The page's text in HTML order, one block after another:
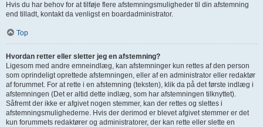
Hvis du har behov for at tilføje flere afstemningsmuligheder til din afstemning
end tilladt, kontakt da venligst en boardadministrator.
Top
Hvordan retter eller sletter jeg en afstemning?
Ligesom med andre emneindlæg, kan afstemninger kun rettes af den person
som oprindeligt oprettede afstemningen, eller af en administrator eller redaktør
af forummet. For at rette i en afstemning (teksten), klik da på det første indlæg i
afstemningen (Det er altid dette indlæg, som har afstemningen tilknyttet).
Såfremt der ikke er afgivet nogen stemmer, kan der rettes og slettes i
afstemningsmulighederne. Hvis der derimod er blevet afgivet stemmer er det
kun forummets redaktører og administratorer, der kan rette eller slette en